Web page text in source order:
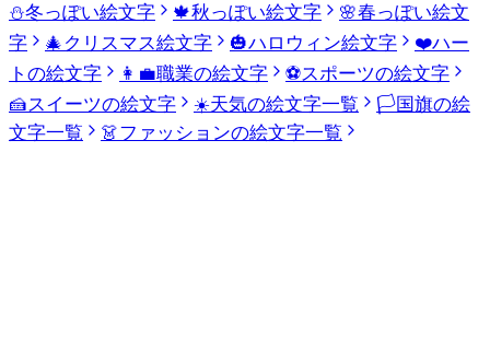
⛄冬っぽい絵文字 🍁秋っぽい絵文字 🌸春っぽい絵文
字
🎄 クリスマス絵文字 🎃ハロウィン絵文字 ❤️ハー
トの絵文字
👩‍💼職業の絵文字 ⚽スポーツの絵文字
🍰スイーツの絵文字 ☀️天気の絵文字一覧 🏳️国旗の絵
文字一覧
👗ファッションの絵文字一覧